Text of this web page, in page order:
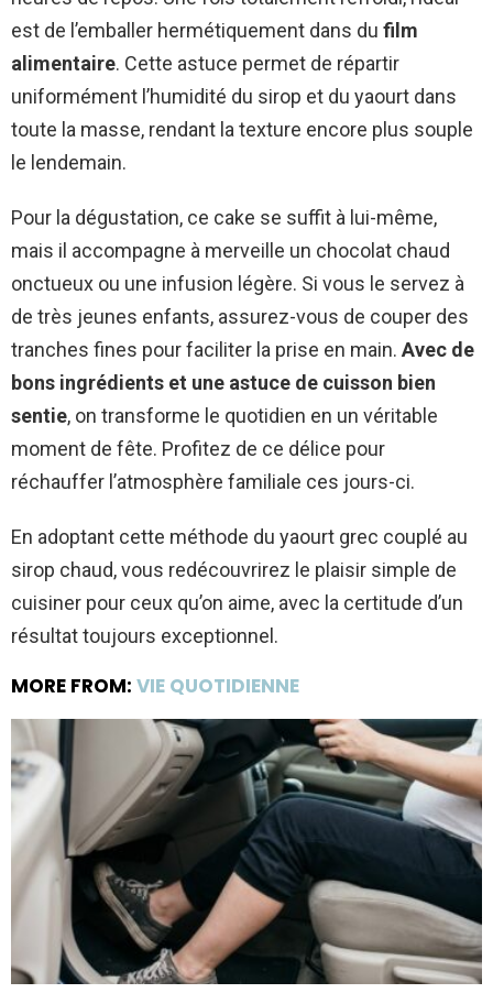
est de l’emballer hermétiquement dans du film
alimentaire. Cette astuce permet de répartir
uniformément l’humidité du sirop et du yaourt dans
toute la masse, rendant la texture encore plus souple
le lendemain.
Pour la dégustation, ce cake se suffit à lui-même,
mais il accompagne à merveille un chocolat chaud
onctueux ou une infusion légère. Si vous le servez à
de très jeunes enfants, assurez-vous de couper des
tranches fines pour faciliter la prise en main. Avec de
bons ingrédients et une astuce de cuisson bien
sentie, on transforme le quotidien en un véritable
moment de fête. Profitez de ce délice pour
réchauffer l’atmosphère familiale ces jours-ci.
En adoptant cette méthode du yaourt grec couplé au
sirop chaud, vous redécouvrirez le plaisir simple de
cuisiner pour ceux qu’on aime, avec la certitude d’un
résultat toujours exceptionnel.
MORE FROM: VIE QUOTIDIENNE